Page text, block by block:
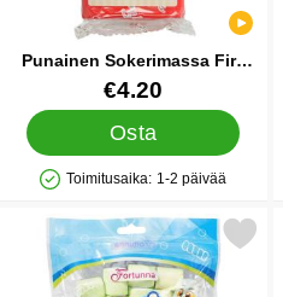
Punainen Sokerimassa Fire
Red
Tuote.nro 10630
€4.20
Osta
Saatavuus: Varastossa
Toimitusaika: 1-2 päivää
marshmallows Sydämet